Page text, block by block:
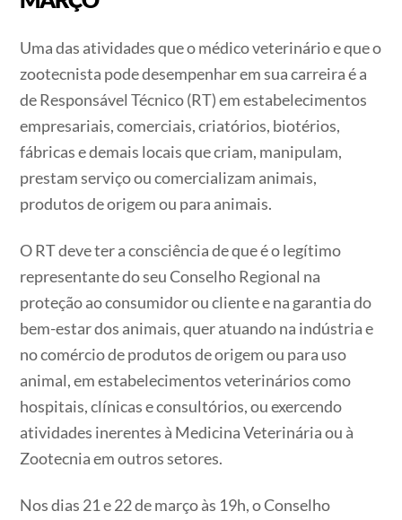
Uma das atividades que o médico veterinário e que o
zootecnista pode desempenhar em sua carreira é a
de Responsável Técnico (RT) em estabelecimentos
empresariais, comerciais, criatórios, biotérios,
fábricas e demais locais que criam, manipulam,
prestam serviço ou comercializam animais,
produtos de origem ou para animais.
O RT deve ter a consciência de que é o legítimo
representante do seu Conselho Regional na
proteção ao consumidor ou cliente e na garantia do
bem-estar dos animais, quer atuando na indústria e
no comércio de produtos de origem ou para uso
animal, em estabelecimentos veterinários como
hospitais, clínicas e consultórios, ou exercendo
atividades inerentes à Medicina Veterinária ou à
Zootecnia em outros setores.
Nos dias 21 e 22 de março às 19h, o Conselho